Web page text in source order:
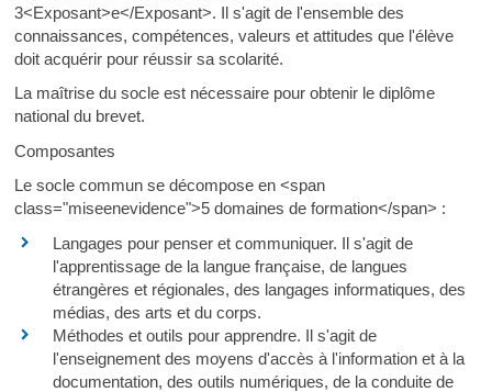
3<Exposant>e</Exposant>. Il s'agit de l'ensemble des
connaissances, compétences, valeurs et attitudes que l'élève
doit acquérir pour réussir sa scolarité.
La maîtrise du socle est nécessaire pour obtenir le diplôme
national du brevet.
Composantes
Le socle commun se décompose en <span
class="miseenevidence">5 domaines de formation</span> :
Langages pour penser et communiquer. Il s'agit de
l'apprentissage de la langue française, de langues
étrangères et régionales, des langages informatiques, des
médias, des arts et du corps.
Méthodes et outils pour apprendre. Il s'agit de
l'enseignement des moyens d'accès à l'information et à la
documentation, des outils numériques, de la conduite de